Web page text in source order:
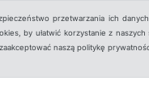
przetwarzania ich
by ułatwić korzystanie z
naszą politykę